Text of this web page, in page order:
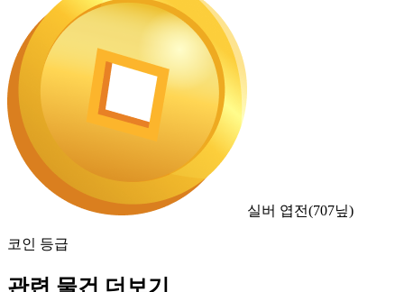
실버 엽전(707닢)
코인 등급
관련 물건 더보기